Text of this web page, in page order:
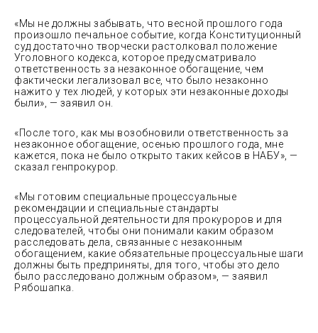
«Мы не должны забывать, что весной прошлого года
произошло печальное событие, когда Конституционный
суд достаточно творчески растолковал положение
Уголовного кодекса, которое предусматривало
ответственность за незаконное обогащение, чем
фактически легализовал все, что было незаконно
нажито у тех людей, у которых эти незаконные доходы
были», — заявил он.
«После того, как мы возобновили ответственность за
незаконное обогащение, осенью прошлого года, мне
кажется, пока не было открыто таких кейсов в НАБУ», —
сказал генпрокурор.
«Мы готовим специальные процессуальные
рекомендации и специальные стандарты
процессуальной деятельности для прокуроров и для
следователей, чтобы они понимали каким образом
расследовать дела, связанные с незаконным
обогащением, какие обязательные процессуальные шаги
должны быть предприняты, для того, чтобы это дело
было расследовано должным образом», — заявил
Рябошапка.